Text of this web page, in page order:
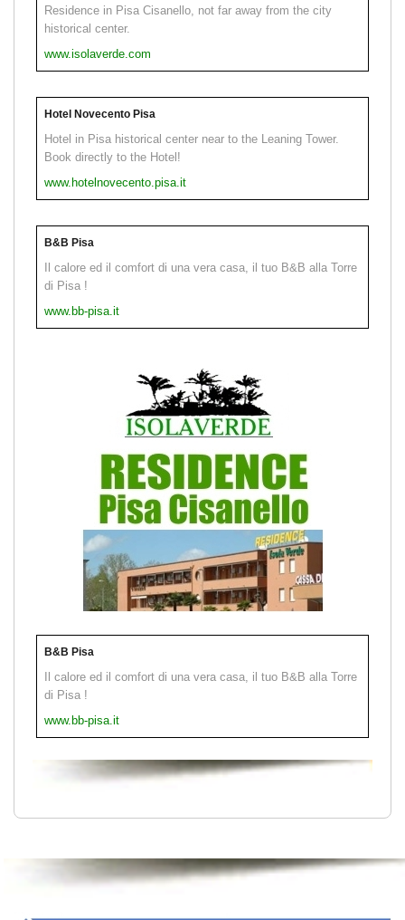
Residence in Pisa Cisanello, not far away from the city
historical center.
www.isolaverde.com
Hotel Novecento Pisa
Hotel in Pisa historical center near to the Leaning Tower.
Book directly to the Hotel!
www.hotelnovecento.pisa.it
B&B Pisa
Il calore ed il comfort di una vera casa, il tuo B&B alla Torre
di Pisa !
www.bb-pisa.it
B&B Pisa
Il calore ed il comfort di una vera casa, il tuo B&B alla Torre
di Pisa !
www.bb-pisa.it